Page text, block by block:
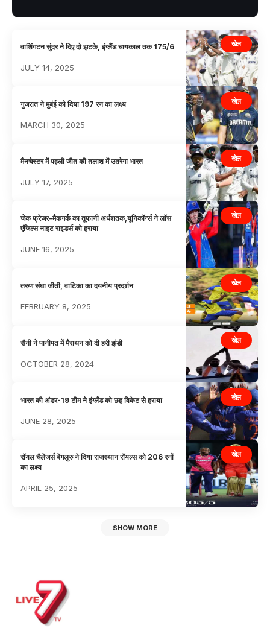
खेल
वाशिंगटन सुंदर ने दिए दो झटके, इंग्लैंड चायकाल तक 175/6
JULY 14, 2025
खेल
गुजरात ने मुबंई को दिया 197 रन का लक्ष्य
MARCH 30, 2025
खेल
मैनचेस्टर में पहली जीत की तलाश में उतरेगा भारत
JULY 17, 2025
खेल
जेक फ्रेजर-मैकगर्क का तूफानी अर्धशतक,यूनिकॉर्न्स ने लॉस
एंजिल्स नाइट राइडर्स को हराया
JUNE 16, 2025
खेल
तरुण संघा जीती, वाटिका का दयनीय प्रदर्शन
FEBRUARY 8, 2025
खेल
सैनी ने पानीपत में मैराथन को दी हरी झंडी
OCTOBER 28, 2024
खेल
भारत की अंडर-19 टीम ने इंग्लैंड को छह विकेट से हराया
JUNE 28, 2025
खेल
रॉयल चैलेंजर्स बेंगलुरु ने दिया राजस्थान रॉयल्स को 206 रनों
का लक्ष्य
APRIL 25, 2025
SHOW MORE